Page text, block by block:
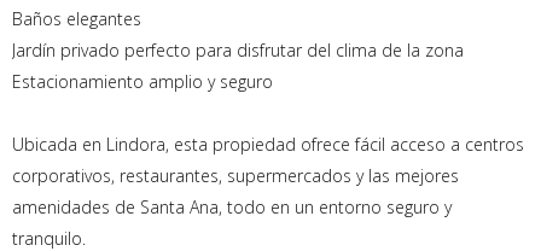
Baños elegantes
Jardín privado perfecto para disfrutar del clima de la zona
Estacionamiento amplio y seguro
Ubicada en Lindora, esta propiedad ofrece fácil acceso a centros
corporativos, restaurantes, supermercados y las mejores
amenidades de Santa Ana, todo en un entorno seguro y
tranquilo.